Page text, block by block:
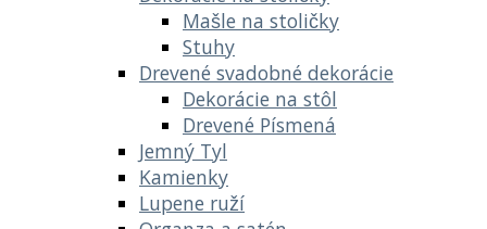
Mašle na stoličky
Stuhy
Drevené svadobné dekorácie
Dekorácie na stôl
Drevené Písmená
Jemný Tyl
Kamienky
Lupene ruží